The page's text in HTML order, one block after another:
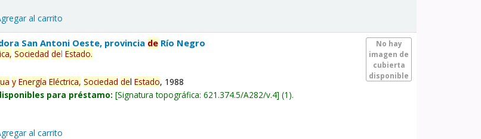
al carrito
No hay
imagen de
cubierta
disponible
San Antoni Oeste, provincia de Río Negro
Sociedad delEstado.
y Energía Eléctrica, Sociedad delEstado, 1988
para préstamo: Signatura topográfica:621.374.5/A282/v.4 (1).
al carrito